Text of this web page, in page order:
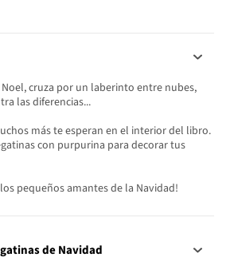
cruza por un laberinto entre nubes,
las diferencias...
más te esperan en el interior del libro.
con purpurina para decorar tus
pequeños amantes de la Navidad!
de Navidad